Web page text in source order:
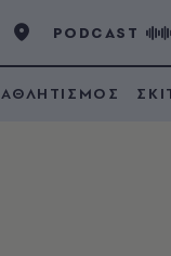
PODCAST
ΑΘΛΗΤΙΣΜΟΣ